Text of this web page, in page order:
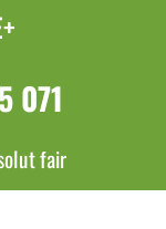
071
fair